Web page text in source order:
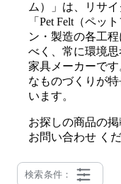
ム）」は、リサ
「Pet Felt（ペッ
ン・製造の各工
べく、常に環境
家具メーカーで
なものづくりが
います。
お探しの商品の
お問い合わせ く
検索条件：